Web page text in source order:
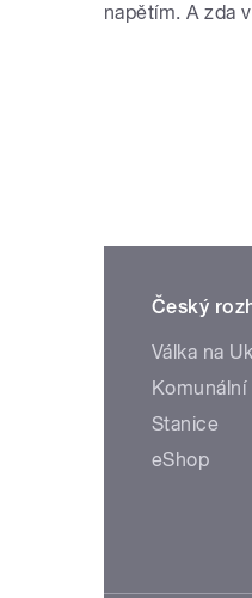
napětím. A zda
Český
Válka na
Komunální
Stanice
eShop